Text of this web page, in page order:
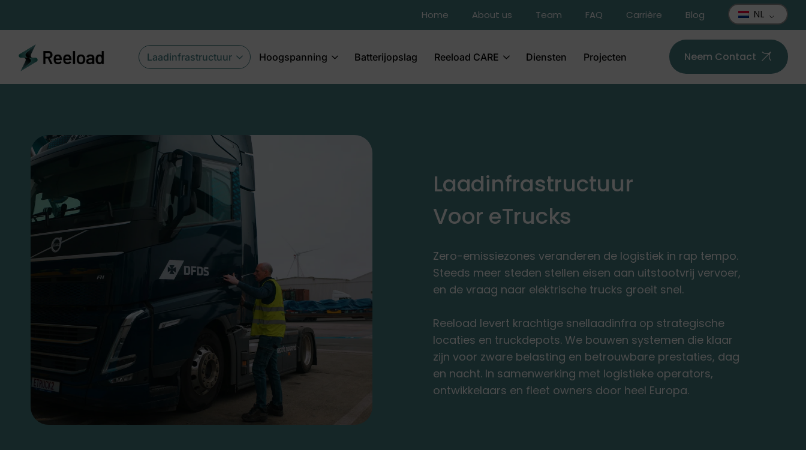
Home About us Team FAQ Carrière Blog NL
Laadinfrastructuur Hoogspanning Batterijopslag Reeload CARE Diensten Projecten Neem Contact
Laadinfrastructuur
Voor eTrucks
Zero-emissiezones veranderen de logistiek in rap tempo.
Steeds meer steden stellen eisen aan uitstootvrij vervoer,
en de vraag naar elektrische trucks groeit snel.
Reeload levert krachtige snellaadinfra op strategische
locaties en truckdepots. We bouwen systemen die klaar
zijn voor zware belasting en betrouwbare prestaties, dag
en nacht. In samenwerking met logistieke operators,
ontwikkelaars en fleet owners door heel Europa.